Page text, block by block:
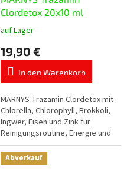
Clordetox 20x10 ml
Die
Produktbewertung
ist
5,0
5
Sternen.
auf Lager
19,90 €
In den Warenkorb
MARNYS Trazamin Clordetox mit
Chlorella, Chlorophyll, Brokkoli,
Ingwer, Eisen und Zink für
Reinigungsroutine, Energie und
Zeiten von Müdigkeit oder
erhöhter Belastung....
Abverkauf